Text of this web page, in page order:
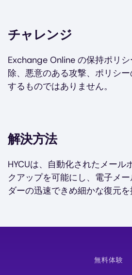
チャレンジ
Exchange Online の保持ポリ
除、悪意のある攻撃、ポリシ
するものではありません。
解決方法
HYCUは、自動化されたメール
クアップを可能にし、電子メ
ダーの迅速できめ細かな復元を
無料体験